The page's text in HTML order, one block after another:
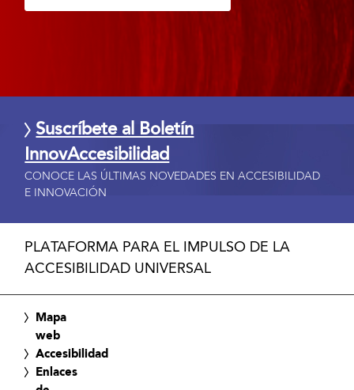
Suscríbete al Boletín
InnovAccesibilidad
CONOCE LAS ÚLTIMAS NOVEDADES EN ACCESIBILIDAD
E INNOVACIÓN
PLATAFORMA PARA EL IMPULSO DE LA
ACCESIBILIDAD UNIVERSAL
Mapa
web
Accesibilidad
Enlaces